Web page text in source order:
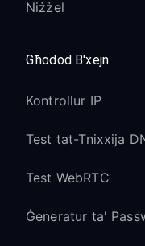
Niżżel
Għodod B'xejn
Kontrollur IP
Test tat-Tnixxija
Test WebRTC
Ġeneratur ta'